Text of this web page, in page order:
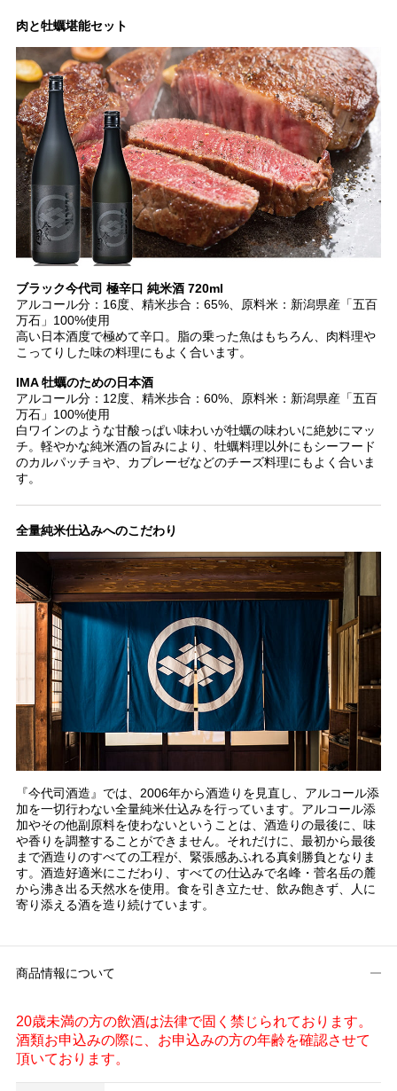
肉と牡蠣堪能セット
ブラック今代司 極辛口 純米酒 720ml
アルコール分：16度、精米歩合：65%、原料米：新潟県産「五百
万石」100%使用
高い日本酒度で極めて辛口。脂の乗った魚はもちろん、肉料理や
こってりした味の料理にもよく合います。
IMA 牡蠣のための日本酒
アルコール分：12度、精米歩合：60%、原料米：新潟県産「五百
万石」100%使用
白ワインのような甘酸っぱい味わいが牡蠣の味わいに絶妙にマッ
チ。軽やかな純米酒の旨みにより、牡蠣料理以外にもシーフード
のカルパッチョや、カプレーゼなどのチーズ料理にもよく合いま
す。
全量純米仕込みへのこだわり
『今代司酒造』では、2006年から酒造りを見直し、アルコール添
加を一切行わない全量純米仕込みを行っています。アルコール添
加やその他副原料を使わないということは、酒造りの最後に、味
や香りを調整することができません。それだけに、最初から最後
まで酒造りのすべての工程が、緊張感あふれる真剣勝負となりま
す。酒造好適米にこだわり、すべての仕込みで名峰・菅名岳の麓
から沸き出る天然水を使用。食を引き立たせ、飲み飽きず、人に
寄り添える酒を造り続けています。
商品情報について
20歳未満の方の飲酒は法律で固く禁じられております。
酒類お申込みの際に、お申込みの方の年齢を確認させて
頂いております。